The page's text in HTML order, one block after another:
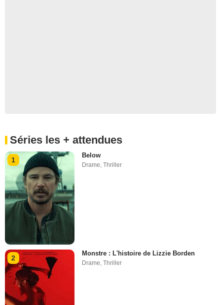
Séries les + attendues
1
Below
Drame,Thriller
2
Monstre : L'histoire de Lizzie Borden
Drame,Thriller